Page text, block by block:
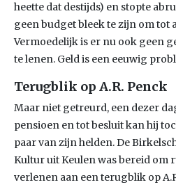
heette dat destijds) en stopte
geen budget bleek te zijn om tot
Vermoedelijk is er nu ook geen
te lenen. Geld is een eeuwig
Terugblik op A.R. Penck
Maar niet getreurd, een dezer
pensioen en tot besluit kan hij
paar van zijn helden. De
Kultur uit Keulen was bereid om
verlenen aan een terugblik op